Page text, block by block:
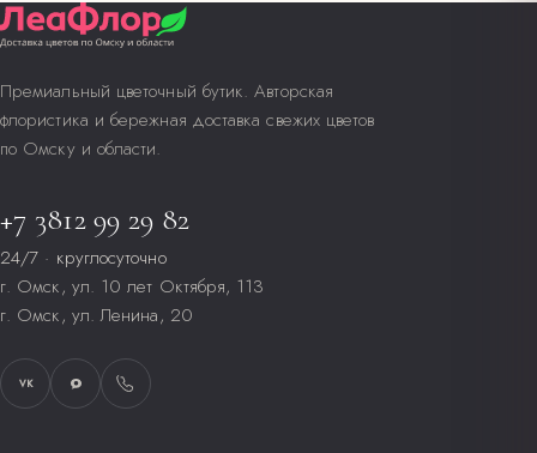
Премиальный цветочный бутик. Авторская
флористика и бережная доставка свежих цветов
по Омску и области.
+7 3812 99 29 82
24/7 · круглосуточно
г. Омск, ул. 10 лет Октября, 113
г. Омск, ул. Ленина, 20
VK